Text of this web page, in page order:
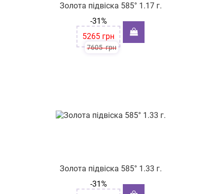
Золота підвіска 585° 1.17 г.
7605грн
-31%
5265 грн
Золота підвіска 585° 1.33 г.
-31%